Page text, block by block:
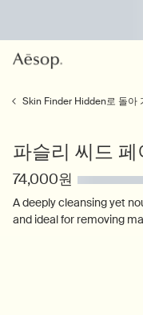
Skin Finder Hidden로 돌아
파슬리 씨드
74,000원
A deeply cleansing yet
and ideal for removing